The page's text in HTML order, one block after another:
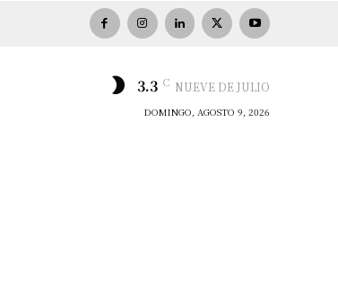
3.3 C NUEVE DE JULIO
DOMINGO, AGOSTO 9, 2026